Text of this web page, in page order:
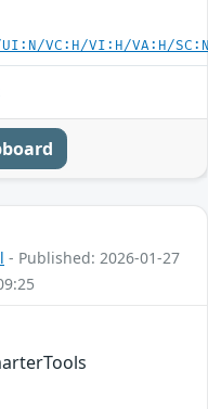
VC:H/VI:H/VA:H/
- Published: 2026-01-27